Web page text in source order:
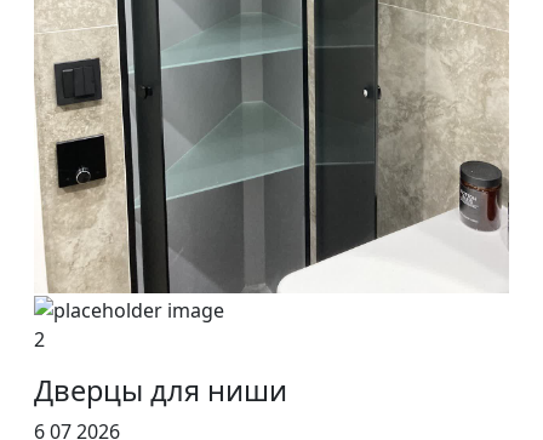
2
Дверцы для ниши
6 07 2026